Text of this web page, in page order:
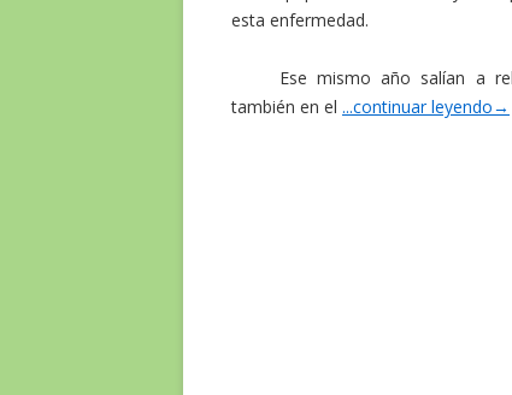
esta enfermedad.
Ese mismo año salían a
también en el ...continuar leyendo→